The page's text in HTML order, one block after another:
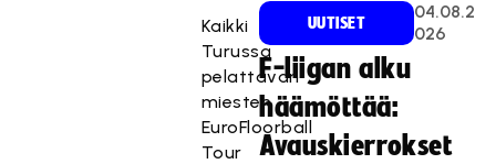
Kaikki
Turussa
pelattavan
miesten
EuroFloorball
Tour
UUTISET
04.08.2
026
F-liigan alku
häämöttää:
Avauskierrokset